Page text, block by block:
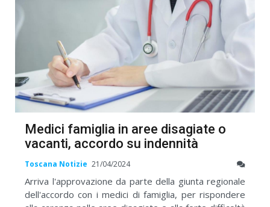
Medici famiglia in aree disagiate o
vacanti, accordo su indennità
Toscana Notizie 21/04/2024
Arriva l'approvazione da parte della giunta regionale
dell'accordo con i medici di famiglia, per rispondere